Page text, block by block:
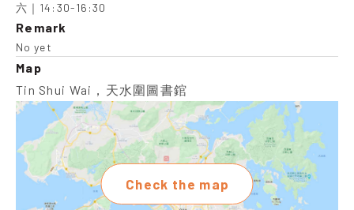
六｜14:30-16:30
Remark
No yet
Map
Tin Shui Wai，天水圍圖書錧
Check the map